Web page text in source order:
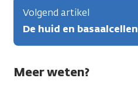
Volgend artikel
De huid en basaalcellen
Meer weten?